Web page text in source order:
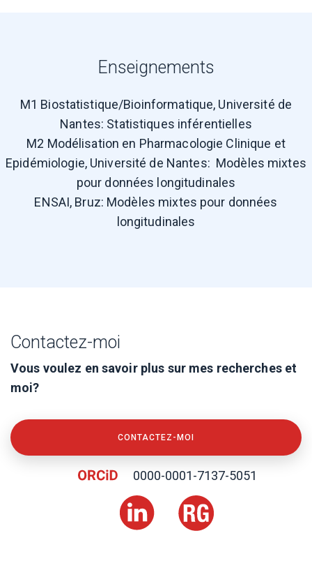
Enseignements
M1 Biostatistique/Bioinformatique, Université de
Nantes: Statistiques inférentielles
M2 Modélisation en Pharmacologie Clinique et
Epidémiologie, Université de Nantes: Modèles mixtes
pour données longitudinales
ENSAI, Bruz: Modèles mixtes pour données
longitudinales
Contactez-moi
Vous voulez en savoir plus sur mes recherches et
moi?
CONTACTEZ-MOI
0000-0001-7137-5051